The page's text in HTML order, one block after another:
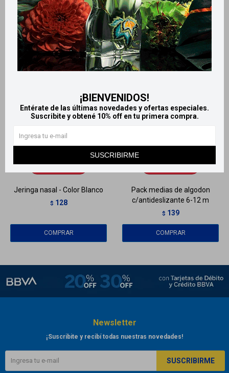
¡BIENVENIDOS!
Entérate de las últimas novedades y ofertas especiales.
Suscribite y obtené 10% off en tu primera compra.
SUSCRIBIRME
Llega en2 HS
Jeringa nasal - Color Blanco
$ 128
Llega en2 HS
Pack medias de algodon
c/antideslizante 6-12 m
$ 139
Newsletter
¡Suscribite y recibí todas nuestras novedades!
SUSCRIBIRME